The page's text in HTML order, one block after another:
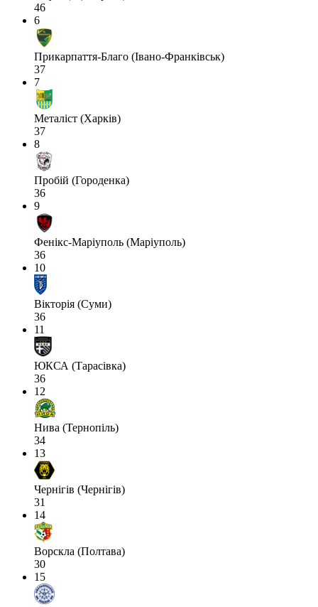
46
6
Прикарпаття-Благо (Івано-Франківськ)
37
7
Металіст (Харків)
37
8
Пробій (Городенка)
36
9
Фенікс-Маріуполь (Маріуполь)
36
10
Вікторія (Суми)
36
11
ЮКСА (Тарасівка)
36
12
Нива (Тернопіль)
34
13
Чернігів (Чернігів)
31
14
Ворскла (Полтава)
30
15